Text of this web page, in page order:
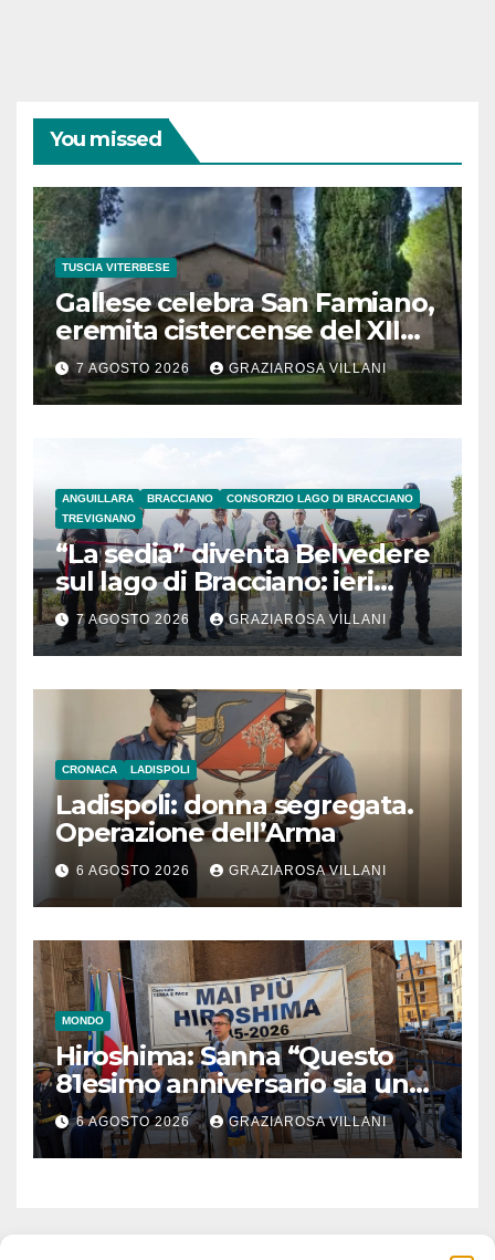
You missed
TUSCIA VITERBESE
Gallese celebra San Famiano,
eremita cistercense del XII
secolo
7 AGOSTO 2026 GRAZIAROSA VILLANI
ANGUILLARA BRACCIANO
CONSORZIO LAGO DI BRACCIANO
TREVIGNANO
“La sedia” diventa Belvedere
sul lago di Bracciano: ieri
l’inaugurazione
7 AGOSTO 2026 GRAZIAROSA VILLANI
CRONACA LADISPOLI
Ladispoli: donna segregata.
Operazione dell’Arma
6 AGOSTO 2026 GRAZIAROSA VILLANI
MONDO
Hiroshima: Sanna “Questo
81esimo anniversario sia un
monito per tutti”
6 AGOSTO 2026 GRAZIAROSA VILLANI